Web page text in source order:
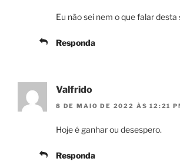
Eu não sei nem o que falar
Responda
Valfrido
8 DE MAIO DE 2022 ÀS 12:21
Hoje é ganhar ou desespero.
Responda